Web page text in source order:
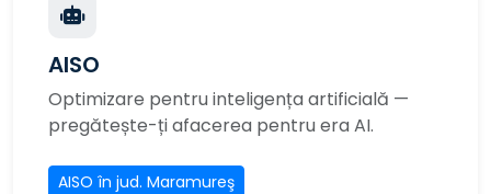
AISO
Optimizare pentru inteligența artificială —
pregătește-ți afacerea pentru era AI.
AISO în jud. Maramureş